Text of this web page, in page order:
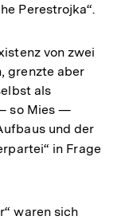
Perestrojka“.
von zwei
grenzte aber
als
so Mies —
und der
in Frage
waren sich